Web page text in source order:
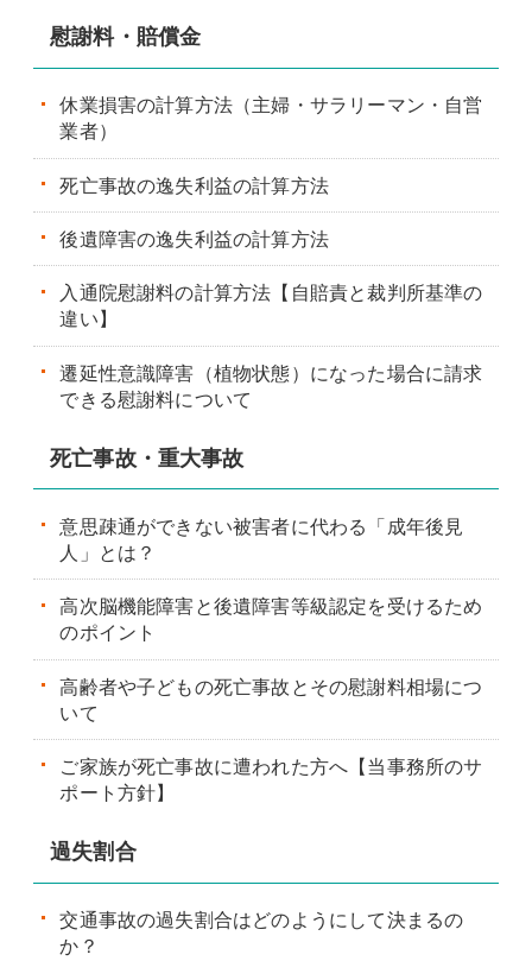
慰謝料・賠償金
休業損害の計算方法（主婦・サラリーマン・自営
業者）
死亡事故の逸失利益の計算方法
後遺障害の逸失利益の計算方法
入通院慰謝料の計算方法【自賠責と裁判所基準の
違い】
遷延性意識障害（植物状態）になった場合に請求
できる慰謝料について
死亡事故・重大事故
意思疎通ができない被害者に代わる「成年後見
人」とは？
高次脳機能障害と後遺障害等級認定を受けるため
のポイント
高齢者や子どもの死亡事故とその慰謝料相場につ
いて
ご家族が死亡事故に遭われた方へ【当事務所のサ
ポート方針】
過失割合
交通事故の過失割合はどのようにして決まるの
か？